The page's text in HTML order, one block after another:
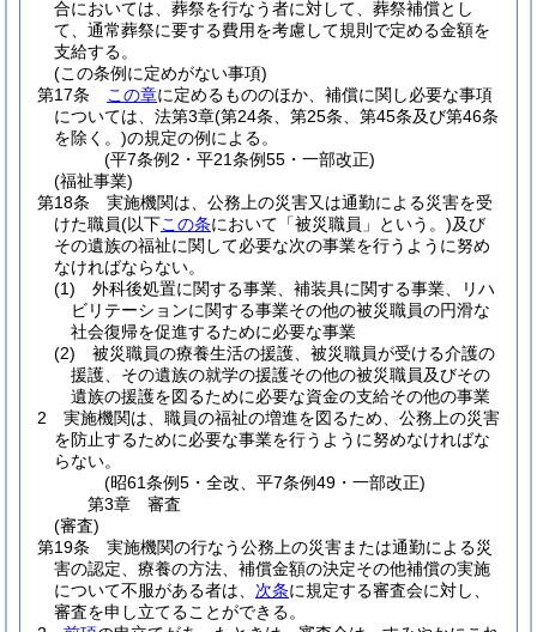
合においては、葬祭を行なう者に対して、葬祭補償とし
て、通常葬祭に要する費用を考慮して規則で定める金額を
支給する。
(この条例に定めがない事項)
第17条
この章に定めるもののほか、補償に関し必要な事項
については、法第3章(第24条、第25条、第45条及び第46条
を除く。)の規定の例による。
(平7条例2・平21条例55・一部改正)
(福祉事業)
第18条
実施機関は、公務上の災害又は通勤による災害を受
けた職員(以下この条において「被災職員」という。)及び
その遺族の福祉に関して必要な次の事業を行うように努め
なければならない。
(1)
外科後処置に関する事業、補装具に関する事業、リハ
ビリテーションに関する事業その他の被災職員の円滑な
社会復帰を促進するために必要な事業
(2)
被災職員の療養生活の援護、被災職員が受ける介護の
援護、その遺族の就学の援護その他の被災職員及びその
遺族の援護を図るために必要な資金の支給その他の事業
2
実施機関は、職員の福祉の増進を図るため、公務上の災害
を防止するために必要な事業を行うように努めなければな
らない。
(昭61条例5・全改、平7条例49・一部改正)
第3章
審査
(審査)
第19条
実施機関の行なう公務上の災害または通勤による災
害の認定、療養の方法、補償金額の決定その他補償の実施
について不服がある者は、 次条に規定する審査会に対し、
審査を申し立てることができる。